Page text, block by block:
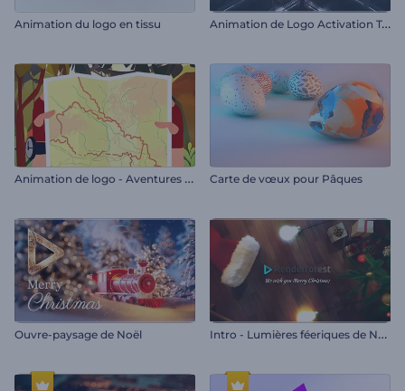
Animation du logo en tissu A
nimation de Logo Activation Technique
A
nimation de logo - Aventures du randonneur Carte de vœux pour Pâques
Ouvre-paysage de Noël I
ntro - Lumières féeriques de Noël